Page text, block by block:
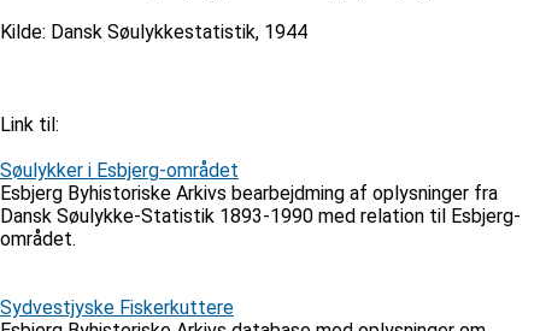
Kilde: Dansk Søulykkestatistik, 1944
Link til:
Søulykker i Esbjerg-området
Esbjerg Byhistoriske Arkivs bearbejdming af oplysninger fra
Dansk Søulykke-Statistik 1893-1990 med relation til Esbjerg-
området.
Sydvestjyske Fiskerkuttere